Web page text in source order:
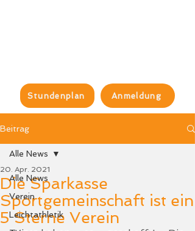
Stundenplan Anmeldung
Beitrag
Alle News
Verein
Leichtathletik
Alle News
Die Sparkasse
Sportgemeinschaft ist ein
5 Sterne Verein
20. Apr. 2021